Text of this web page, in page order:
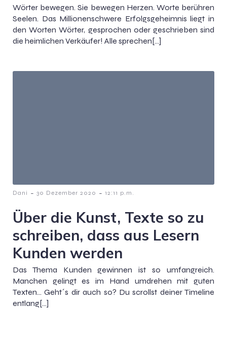
Wörter bewegen. Sie bewegen Herzen. Worte berühren
Seelen. Das Millionenschwere Erfolgsgeheimnis liegt in
den Worten Wörter, gesprochen oder geschrieben sind
die heimlichen Verkäufer! Alle sprechen[…]
Dani - 30 Dezember 2020 - 12:11 p.m.
Über die Kunst, Texte so zu
schreiben, dass aus Lesern
Kunden werden
Das Thema Kunden gewinnen ist so umfangreich.
Manchen gelingt es im Hand umdrehen mit guten
Texten… Geht´s dir auch so? Du scrollst deiner Timeline
entlang[…]